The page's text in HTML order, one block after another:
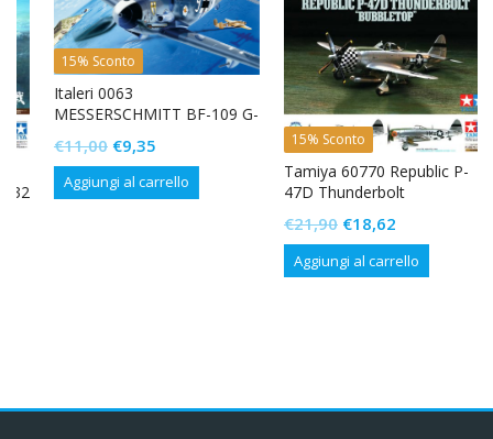
15% Sconto
Italeri 0063
MESSERSCHMITT BF-109 G-
11,00Il
prezzo
originale
€9,35Il
prezzo
attuale
Aggiungi al carrello
15% Sconto
Tamiya 60770 Republic P-
47D Thunderbolt
21,90Il
prezzo
originale
€18,62Il
prezzo
attuale
Aggiungi al carrello